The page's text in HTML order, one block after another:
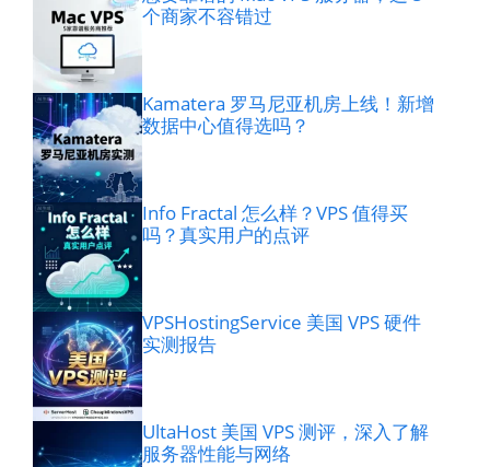
个商家不容错过
Kamatera 罗马尼亚机房上线！新增
数据中心值得选吗？
Info Fractal 怎么样？VPS 值得买
吗？真实用户的点评
VPSHostingService 美国 VPS 硬件
实测报告
UltaHost 美国 VPS 测评，深入了解
服务器性能与网络